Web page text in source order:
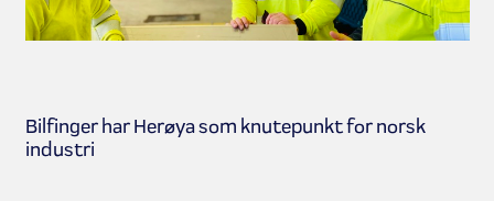
Bilfinger har Herøya som knutepunkt for norsk
industri